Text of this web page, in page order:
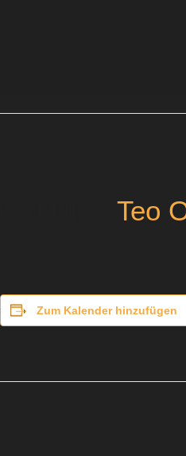
Teo
Zum Kalender hinzufügen